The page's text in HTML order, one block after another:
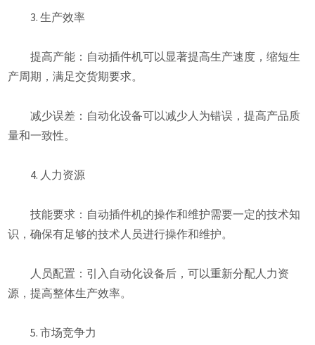
3. 生产效率
提高产能：自动插件机可以显著提高生产速度，缩短生
产周期，满足交货期要求。
减少误差：自动化设备可以减少人为错误，提高产品质
量和一致性。
4. 人力资源
技能要求：自动插件机的操作和维护需要一定的技术知
识，确保有足够的技术人员进行操作和维护。
人员配置：引入自动化设备后，可以重新分配人力资
源，提高整体生产效率。
5. 市场竞争力